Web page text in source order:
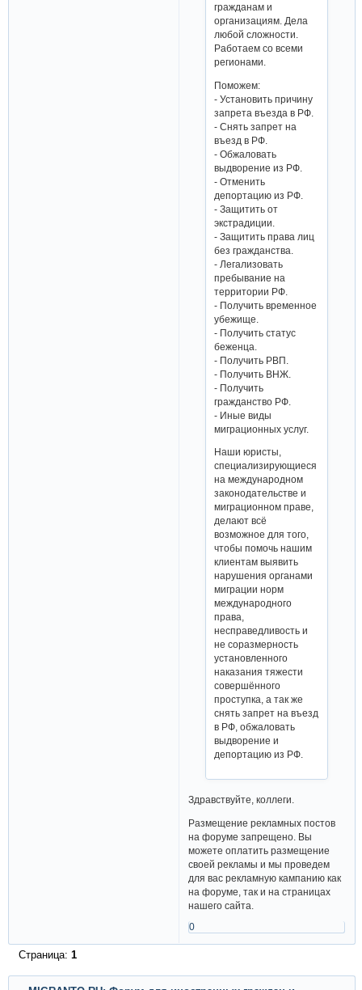
гражданам и
организациям. Дела
любой сложности.
Работаем со всеми
регионами.
Поможем:
- Установить причину
запрета въезда в РФ.
- Снять запрет на
въезд в РФ.
- Обжаловать
выдворение из РФ.
- Отменить
депортацию из РФ.
- Защитить от
экстрадиции.
- Защитить права лиц
без гражданства.
- Легализовать
пребывание на
территории РФ.
- Получить временное
убежище.
- Получить статус
беженца.
- Получить РВП.
- Получить ВНЖ.
- Получить
гражданство РФ.
- Иные виды
миграционных услуг.
Наши юристы,
специализирующиеся
на международном
законодательстве и
миграционном праве,
делают всё
возможное для того,
чтобы помочь нашим
клиентам выявить
нарушения органами
миграции норм
международного
права,
несправедливость и
не соразмерность
установленного
наказания тяжести
совершённого
проступка, а так же
снять запрет на въезд
в РФ, обжаловать
выдворение и
депортацию из РФ.
Здравствуйте, коллеги.
Размещение рекламных постов
на форуме запрещено. Вы
можете оплатить размещение
своей рекламы и мы проведем
для вас рекламную кампанию как
на форуме, так и на страницах
нашего сайта.
0
Страница: 1